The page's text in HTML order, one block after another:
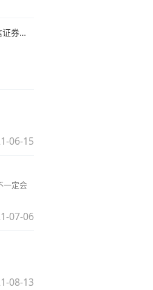
初筛
06-15
一定会
07-06
08-13